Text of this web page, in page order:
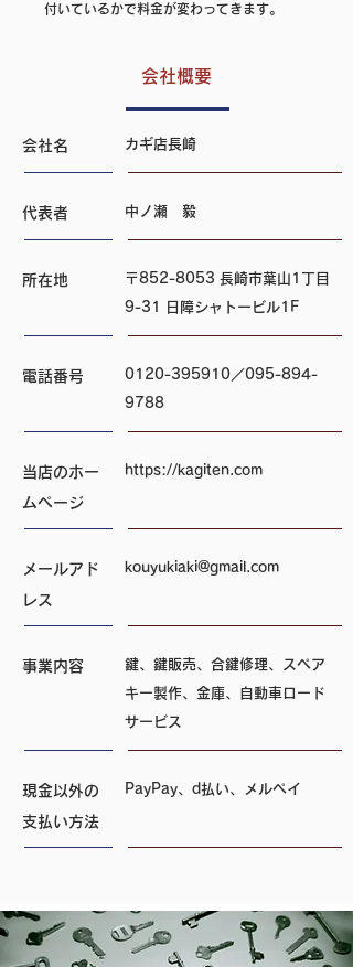
付いているかで料金が変わってきます。
会社概要
会社名 ​カギ店長崎
代表者 中ノ瀬 毅
所在地
〒852-8053 長崎市葉山1丁目
9-31 日障シャトービル1F
電話番号 0120-395910 ／095-894-
9788
当店のホー
ムページ
https://kagiten.com
メールアド
レス
kouyukiaki@gmail.com
事業内容
鍵、鍵販売、合鍵修理、スペア
キー製作、金庫、自動車ロード
サービス
現金以外の
支払い方法
PayPay、d払い、メルペイ